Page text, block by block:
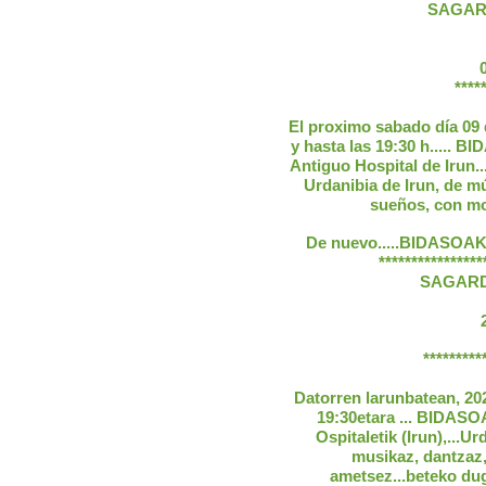
El proximo sabado día 09
y hasta las 19:30 h.....
Antiguo Hospital de
Urdanibia de Irun, de
sueños, con
De
Datorren larunbatean,
19:30etara ...
Ospitaletik
musikaz,
ametsez...beteko